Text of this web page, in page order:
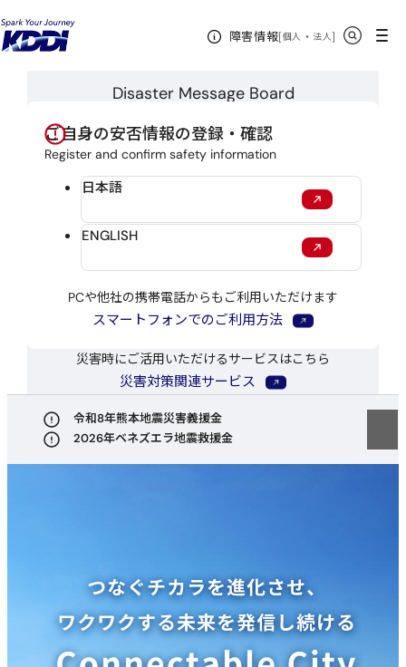
障害情報[個人 ・ 法人新規ウィンドウ
]
メニュー
災害用伝言板
Disaster Message Board
ご自身の安否情報の登録・確認
Register and confirm safety information
日本語新規ウィンドウで開く
ENGLISH新規ウィンドウで開く
PCや他社の携帯電話からもご利用いただけます
スマートフォンでのご利用方法新規ウィンドウで
災害時にご活用いただけるサービスはこちら
災害対策関連サービス 新規ウィンドウで開く
令和8年熊本地震災害義援金新規ウィンドウで開く
2026年ベネズエラ地震救援金新規ウィンドウで開く